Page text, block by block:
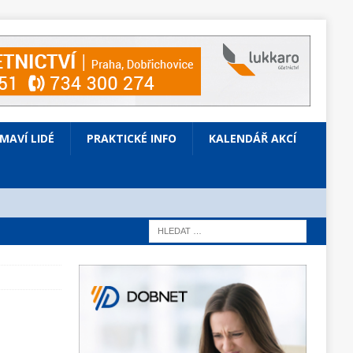
LIDÉ PRAKTICKÉ INFO KALENDÁŘ AKCÍ